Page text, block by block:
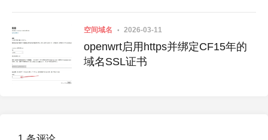
空间域名 2026-03-11
openwrt启用https并绑定CF15年的
域名SSL证书